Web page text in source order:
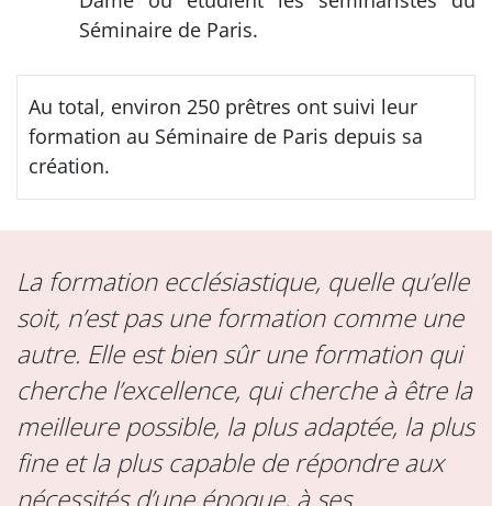
Séminaire de Paris.
Au total, environ 250 prêtres ont suivi leur
formation au Séminaire de Paris depuis sa
création.
La formation ecclésiastique, quelle qu’elle
soit, n’est pas une formation comme une
autre. Elle est bien sûr une formation qui
cherche l’excellence, qui cherche à être la
meilleure possible, la plus adaptée, la plus
fine et la plus capable de répondre aux
nécessités d’une époque, à ses